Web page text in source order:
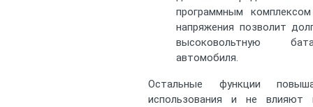
программным
напряжения позволит
высоковольтную
автомобиля.
Остальные функции
использования и не влияют